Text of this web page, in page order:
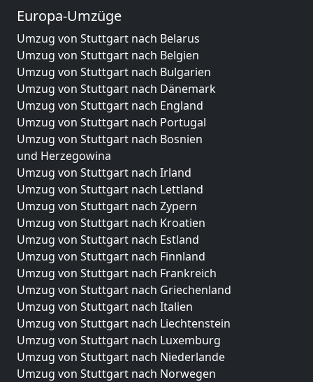
Europa-Umzüge
Umzug von Stuttgart nach Belarus
Umzug von Stuttgart nach Belgien
Umzug von Stuttgart nach Bulgarien
Umzug von Stuttgart nach Dänemark
Umzug von Stuttgart nach England
Umzug von Stuttgart nach Portugal
Umzug von Stuttgart nach Bosnien
und Herzegowina
Umzug von Stuttgart nach Irland
Umzug von Stuttgart nach Lettland
Umzug von Stuttgart nach Zypern
Umzug von Stuttgart nach Kroatien
Umzug von Stuttgart nach Estland
Umzug von Stuttgart nach Finnland
Umzug von Stuttgart nach Frankreich
Umzug von Stuttgart nach Griechenland
Umzug von Stuttgart nach Italien
Umzug von Stuttgart nach Liechtenstein
Umzug von Stuttgart nach Luxemburg
Umzug von Stuttgart nach Niederlande
Umzug von Stuttgart nach Norwegen